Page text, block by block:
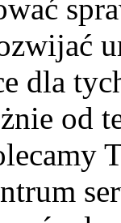
dla
od